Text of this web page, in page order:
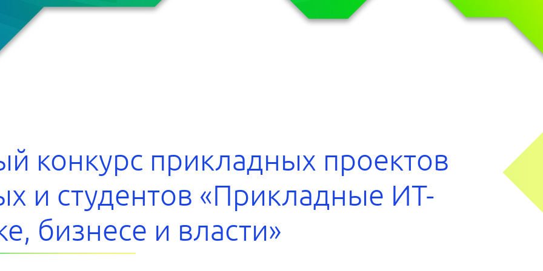
конкурс прикладных проектов
и студентов «Прикладные ИТ-
бизнесе и власти»